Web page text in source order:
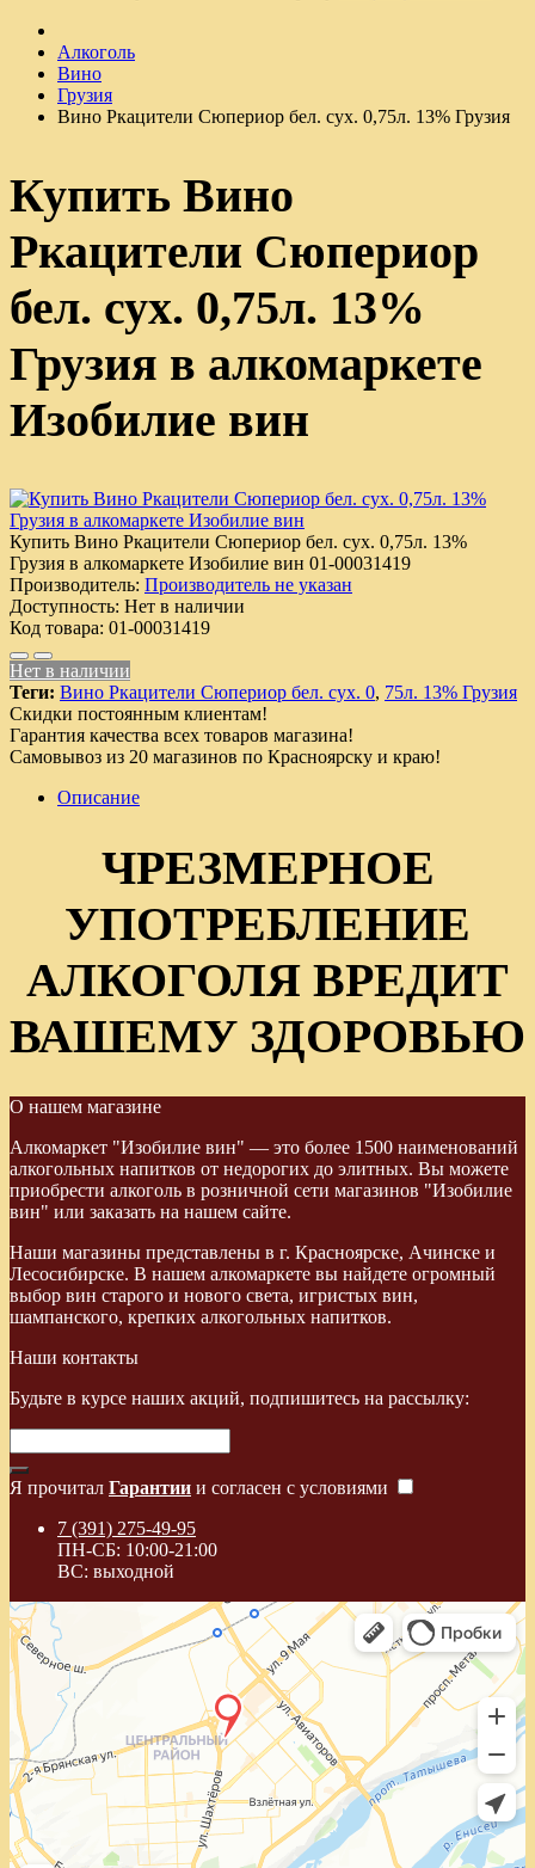
Алкоголь
Вино
Грузия
Вино Ркацители Сюпериор бел. сух. 0,75л. 13% Грузия
Купить Вино
Ркацители Сюпериор
бел. сух. 0,75л. 13%
Грузия в алкомаркете
Изобилие вин
Купить Вино Ркацители Сюпериор бел. сух. 0,75л. 13%
Грузия в алкомаркете Изобилие вин 01-00031419
Производитель: Производитель не указан
Доступность: Нет в наличии
Код товара: 01-00031419
Нет в наличии
Теги: Вино Ркацители Сюпериор бел. сух. 0, 75л. 13% Грузия
Скидки постоянным клиентам!
Гарантия качества всех товаров магазина!
Самовывоз из 20 магазинов по Красноярску и краю!
Описание
ЧРЕЗМЕРНОЕ
УПОТРЕБЛЕНИЕ
АЛКОГОЛЯ ВРЕДИТ
ВАШЕМУ ЗДОРОВЬЮ
О нашем магазине
Алкомаркет "Изобилие вин" — это более 1500 наименований
алкогольных напитков от недорогих до элитных. Вы можете
приобрести алкоголь в розничной сети магазинов "Изобилие
вин" или заказать на нашем сайте.
Наши магазины представлены в г. Красноярске, Ачинске и
Лесосибирске. В нашем алкомаркете вы найдете огромный
выбор вин старого и нового света, игристых вин,
шампанского, крепких алкогольных напитков.
Наши контакты
Будьте в курсе наших акций, подпишитесь на рассылку:
Я прочитал Гарантии и согласен с условиями
7 (391) 275-49-95
ПН-СБ: 10:00-21:00
ВС: выходной